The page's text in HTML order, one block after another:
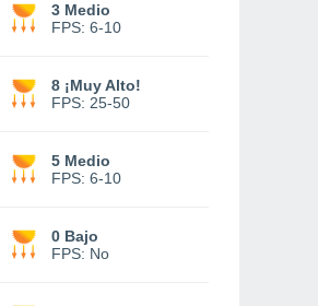
3 Medio
FPS: 6-10
8 ¡Muy Alto!
FPS: 25-50
5 Medio
FPS: 6-10
0 Bajo
FPS: No